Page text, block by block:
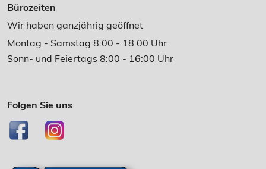
Bürozeiten
Wir haben ganzjährig geöffnet
Montag - Samstag 8:00 - 18:00 Uhr
Sonn- und Feiertags 8:00 - 16:00 Uhr
Folgen Sie uns